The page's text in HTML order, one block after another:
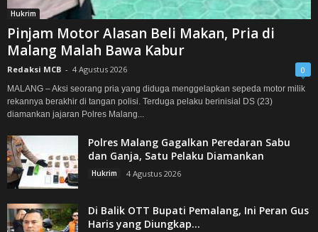
Hukrim
Pinjam Motor Alasan Beli Makan, Pria di
Malang Malah Bawa Kabur
Redaksi MCB - 4 Agustus 2026 0
MALANG – Aksi seorang pria yang diduga menggelapkan sepeda motor milik
rekannya berakhir di tangan polisi. Terduga pelaku berinisial DS (23)
diamankan jajaran Polres Malang...
Polres Malang Gagalkan Peredaran Sabu
dan Ganja, Satu Pelaku Diamankan
Hukrim 4 Agustus 2026
Di Balik OTT Bupati Pemalang, Ini Peran Gus
Haris yang Diungkap...